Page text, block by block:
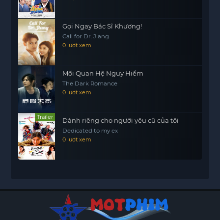
Gọi Ngay Bác Sĩ Khương!
Call for Dr. Jiang
0 lượt xem
Mối Quan Hệ Nguy Hiểm
The Dark Romance
0 lượt xem
Trailer Dành riêng cho người yêu cũ của tôi
Dedicated to my ex
0 lượt xem